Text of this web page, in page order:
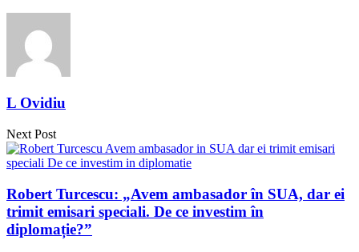
L Ovidiu
Next Post
Robert Turcescu: „Avem ambasador în SUA, dar ei
trimit emisari speciali. De ce investim în
diplomație?”